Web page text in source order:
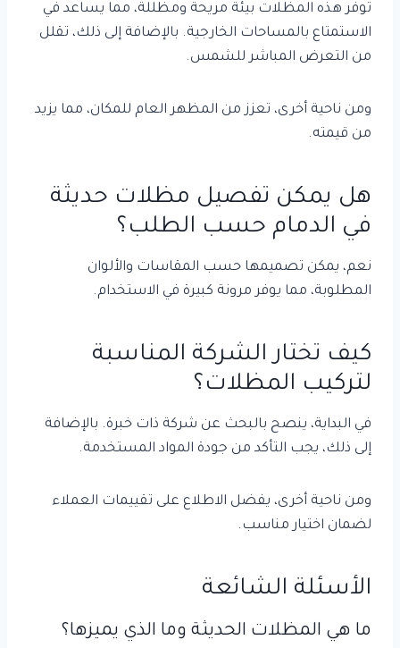
توفر هذه المظلات بيئة مريحة ومظللة، مما يساعد في
الاستمتاع بالمساحات الخارجية. بالإضافة إلى ذلك، تقلل
من التعرض المباشر للشمس.
ومن ناحية أخرى، تعزز من المظهر العام للمكان، مما يزيد
من قيمته.
هل يمكن تفصيل مظلات حديثة
في الدمام حسب الطلب؟
نعم، يمكن تصميمها حسب المقاسات والألوان
المطلوبة، مما يوفر مرونة كبيرة في الاستخدام.
كيف تختار الشركة المناسبة
لتركيب المظلات؟
في البداية، ينصح بالبحث عن شركة ذات خبرة. بالإضافة
إلى ذلك، يجب التأكد من جودة المواد المستخدمة.
ومن ناحية أخرى، يفضل الاطلاع على تقييمات العملاء
لضمان اختيار مناسب.
الأسئلة الشائعة
ما هي المظلات الحديثة وما الذي يميزها؟